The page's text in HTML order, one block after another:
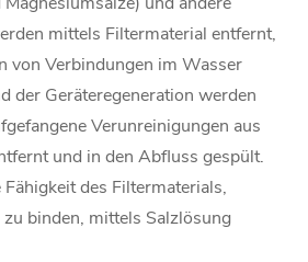
mittels Filtermaterial entfernt,
von Verbindungen im Wasser
der Geräteregeneration werden
Verunreinigungen aus
und in den Abfluss gespült.
des Filtermaterials,
binden, mittels Salzlösung